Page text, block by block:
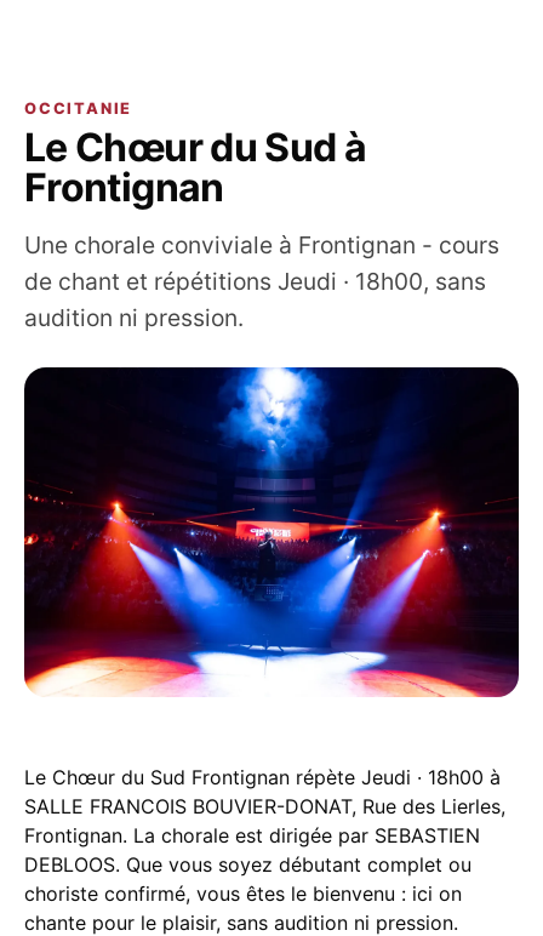
OCCITANIE
Le Chœur du Sud à
Frontignan
Une chorale conviviale à Frontignan - cours
de chant et répétitions Jeudi · 18h00, sans
audition ni pression.
Le Chœur du Sud Frontignan répète Jeudi · 18h00 à
SALLE FRANCOIS BOUVIER-DONAT, Rue des Lierles,
Frontignan. La chorale est dirigée par SEBASTIEN
DEBLOOS. Que vous soyez débutant complet ou
choriste confirmé, vous êtes le bienvenu : ici on
chante pour le plaisir, sans audition ni pression.